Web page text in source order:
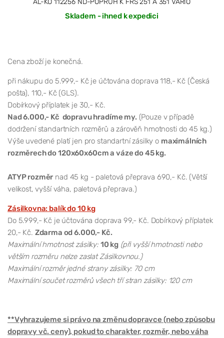
Skladem - ihned k expedici
Cena zboží je konečná.
při nákupu do 5.999,- Kč je účtována doprava 118,- Kč (Česká
pošta), 110,- Kč (GLS).
Dobírkový příplatek je 30,- Kč.
Nad 6.000,- Kč dopravu hradíme my. (Pouze v případě
dodržení standartních rozměrů a zárověň hmotnosti do 45 kg.)
Výše uvedené platí jen pro standartní zásilky o maximálních
rozměrech do 120x60x60cm a váze do 45 kg.
ATYP rozměr nad 45 kg - paletová přeprava 690,- Kč. (Větší
velikost, vyšší váha, paletová přeprava.)
Zásilkovna: balík do 10 kg
Do 5.999,- Kč je účtována doprava 99,- Kč. Dobírkový příplatek
20,- Kč. Zdarma od 6.000,- Kč.
Maximální hmotnost zásilky: 10 kg (při vyšší hmotnosti nebo
větším rozměru nelze zaslat Zásilkovnou.)
Maximální rozměr jedné strany zásilky: 70 cm
Maximální součet rozměrů všech tří stran zásilky: 120 cm
**Vyhrazujeme si právo na změnu dopravce (nebo způsobu
dopravy vč. ceny), pokud to charakter, rozměr, nebo váha